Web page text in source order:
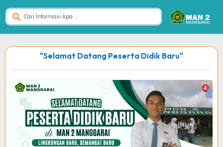
"Selamat Datang Peserta Didik Baru"